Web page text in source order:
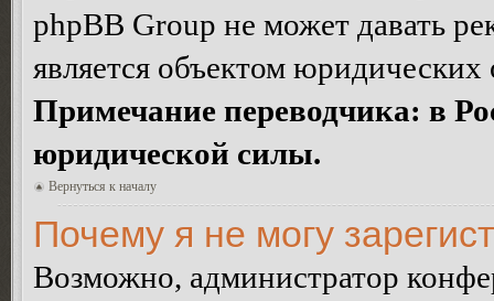
phpBB Group не может давать
является объектом
Примечание переводчика: в
юридической силы.
Вернуться к началу
Почему я не могу
Возможно, администратор